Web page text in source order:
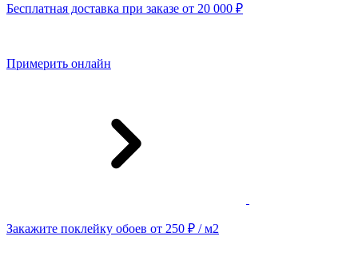
Бесплатная доставка при заказе от 20 000 ₽
Примерить онлайн
Закажите поклейку обоев от 250 ₽ / м2